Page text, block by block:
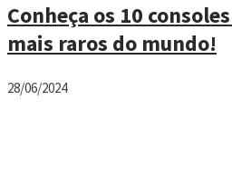
Conheça os 10
mais raros do mundo!
28/06/2024